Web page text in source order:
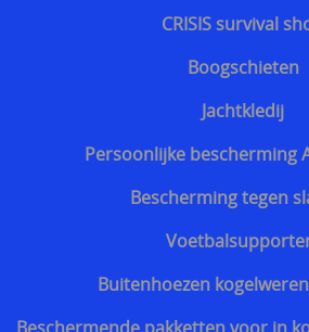
Slovaaks -
Tsjechisch -
Sloveens -
Kroatisch -
Lets - Latvijas
Ests - Eesti
Iers - Gaeilge
CRISIS survival
Boogschieten
Jachtkledij
Persoonlijke bescherming
Bescherming tegen
Buitenhoezen